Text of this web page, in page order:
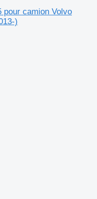
pour camion Volvo
)